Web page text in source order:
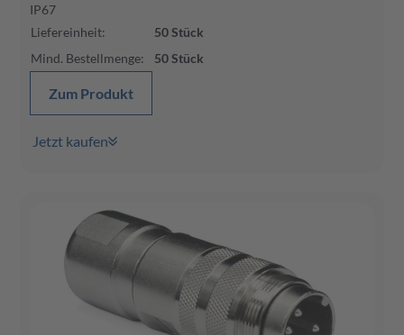
IP67
Liefereinheit: 50Stück
Mind. Bestellmenge: 50Stück
Zum Produkt
Jetzt kaufen